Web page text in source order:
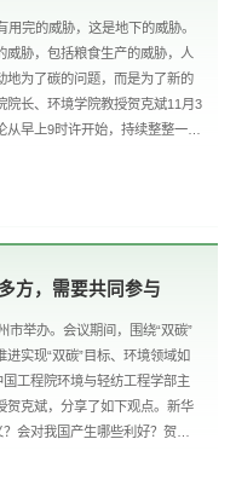
完的威胁，这是地下的威胁。
威胁，包括粮食生产的威胁，人
地为了碳的问题，而是为了新的
院长、环境学院教授贺克斌11月3
从早上9时许开始，持续整整一
方，需要共同参与
市举办。会议期间，围绕“双碳”
实现“双碳”目标、环境领域如
工程院环境与轻纺工程学部主
贺克斌，分享了如下观点。新华
会对我国产生哪些利好？贺克